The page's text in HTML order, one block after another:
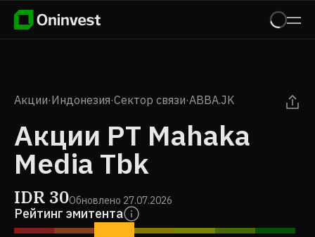
Акции·Индонезия·Сектор связи·ABBA.JK
Акции PT Mahaka
Media Tbk
IDR 30Обновлено 27.07.2026
Рейтинг эмитента